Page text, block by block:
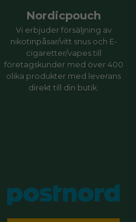
Nordicpouch
Vi erbjuder försäljning av
nikotinpåsar/vitt snus och E-
cigaretter/vapes till
företagskunder med över 400
olika produkter med leverans
direkt till din butik.